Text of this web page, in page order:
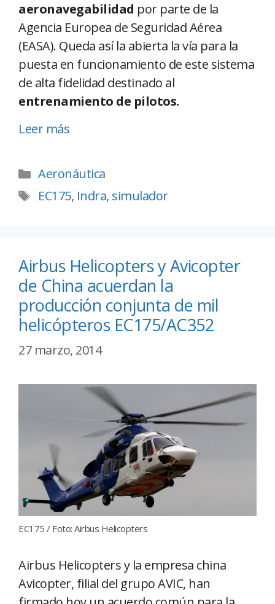
aeronavegabilidad por parte de la
Agencia Europea de Seguridad Aérea
(EASA). Queda así la abierta la vía para la
puesta en funcionamiento de este sistema
de alta fidelidad destinado al
entrenamiento de pilotos.
Leer más
Aeronáutica
EC175, Indra, simulador
Airbus Helicopters y Avicopter
de China acuerdan la
producción conjunta de mil
helicópteros EC175/AC352
27 marzo, 2014
EC175 / Foto: Airbus Helicopters
Airbus Helicopters y la empresa china
Avicopter, filial del grupo AVIC, han